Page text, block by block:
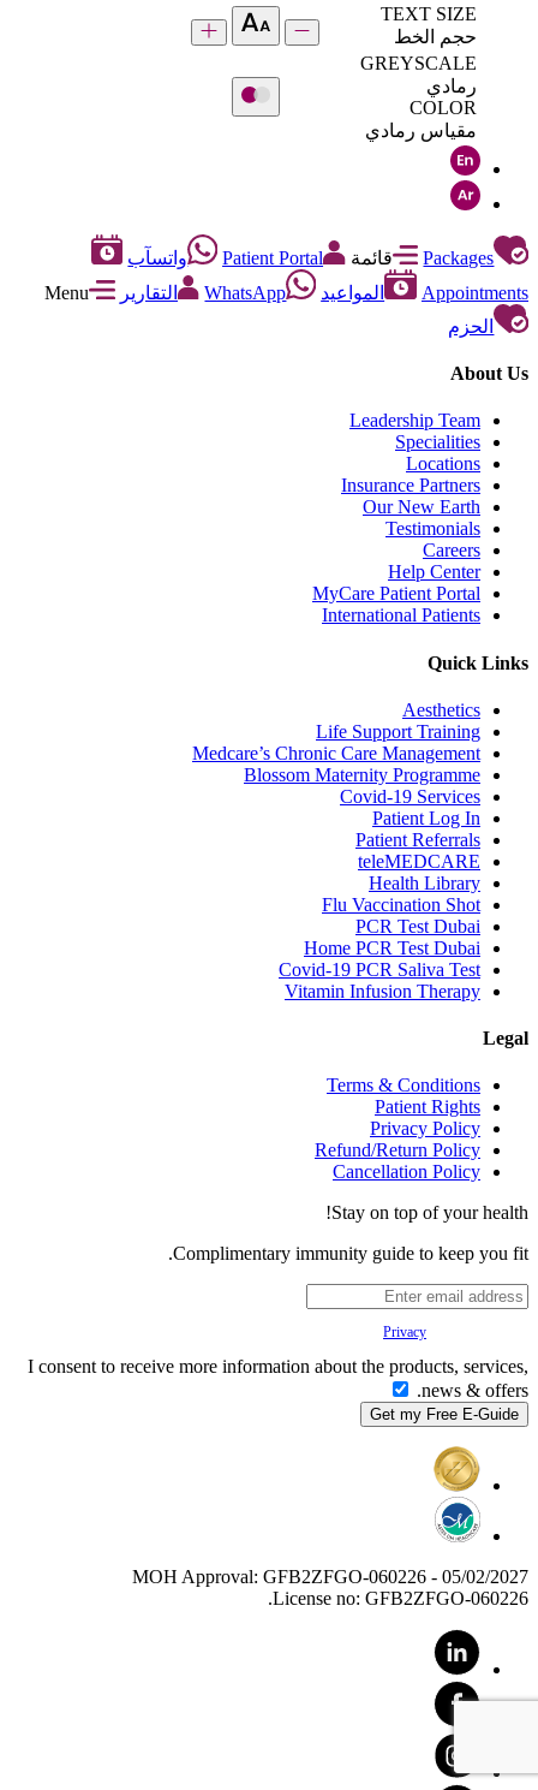
TEXT SIZE
حجم الخط
GREYSCALE
رمادي
COLOR
مقياس رمادي
Packages قائمة Patient Portal
واتسآب
Appointments
المواعيد WhatsApp التقارير
Menu
الحزم
About Us
Leadership Team
Specialities
Locations
Insurance Partners
Our New Earth
Testimonials
Careers
Help Center
MyCare Patient Portal
International Patients
Quick Links
Aesthetics
Life Support Training
Medcare’s Chronic Care Management
Blossom Maternity Programme
Covid-19 Services
Patient Log In
Patient Referrals
teleMEDCARE
Health Library
Flu Vaccination Shot
PCR Test Dubai
Home PCR Test Dubai
Covid-19 PCR Saliva Test
Vitamin Infusion Therapy
Legal
Terms & Conditions
Patient Rights
Privacy Policy
Refund/Return Policy
Cancellation Policy
Stay on top of your health!
Complimentary immunity guide to keep you fit.
Privacy
I consent to receive more information about the products, services,
news & offers.
MOH Approval: GFB2ZFGO-060226 - 05/02/2027
License no: GFB2ZFGO-060226.